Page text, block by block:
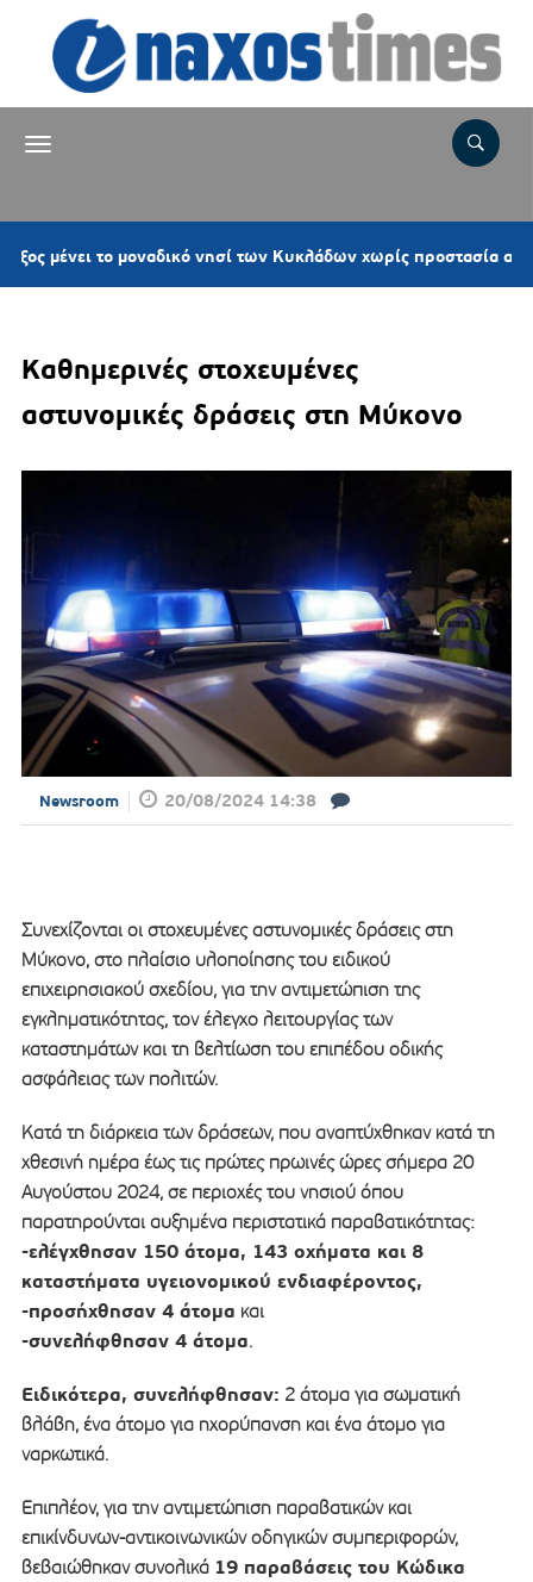
το μοναδικό νησί των Κυκλάδων χωρίς προστασία από νέες
Καθημερινές στοχευμένες
αστυνομικές δράσεις στη Μύκονο
Newsroom 20/08/2024 14:38
Συνεχίζονται οι στοχευμένες αστυνομικές δράσεις στη
Μύκονο, στο πλαίσιο υλοποίησης του ειδικού
επιχειρησιακού σχεδίου, για την αντιμετώπιση της
εγκληματικότητας, τον έλεγχο λειτουργίας των
καταστημάτων και τη βελτίωση του επιπέδου οδικής
ασφάλειας των πολιτών.
Κατά τη διάρκεια των δράσεων, που αναπτύχθηκαν κατά τη
χθεσινή ημέρα έως τις πρώτες πρωινές ώρες σήμερα 20
Αυγούστου 2024, σε περιοχές του νησιού όπου
παρατηρούνται αυξημένα περιστατικά παραβατικότητας:
-ελέγχθησαν 150 άτομα, 143 οχήματα και 8
καταστήματα υγειονομικού ενδιαφέροντος,
-προσήχθησαν 4 άτομα και
-συνελήφθησαν 4 άτομα.
Ειδικότερα, συνελήφθησαν: 2 άτομα για σωματική
βλάβη, ένα άτομο για ηχορύπανση και ένα άτομο για
ναρκωτικά.
Επιπλέον, για την αντιμετώπιση παραβατικών και
επικίνδυνων-αντικοινωνικών οδηγικών συμπεριφορών,
βεβαιώθηκαν συνολικά 19 παραβάσεις του Κώδικα